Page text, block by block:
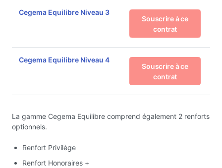
Cegema Equilibre Niveau 3
Souscrire à ce
contrat
Cegema Equilibre Niveau 4
Souscrire à ce
contrat
La gamme Cegema Equilibre comprend également 2 renforts
optionnels.
Renfort Privilège
Renfort Honoraires +